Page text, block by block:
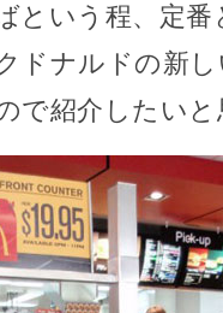
という程、定
ドナルドの新
で紹介したい